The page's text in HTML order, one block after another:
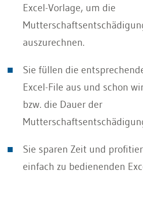
Excel-Vorlage, um die
auszurechnen.
Sie füllen die
Excel-File aus und schon
bzw. die Dauer der
Sie sparen Zeit und
einfach zu bedienenden